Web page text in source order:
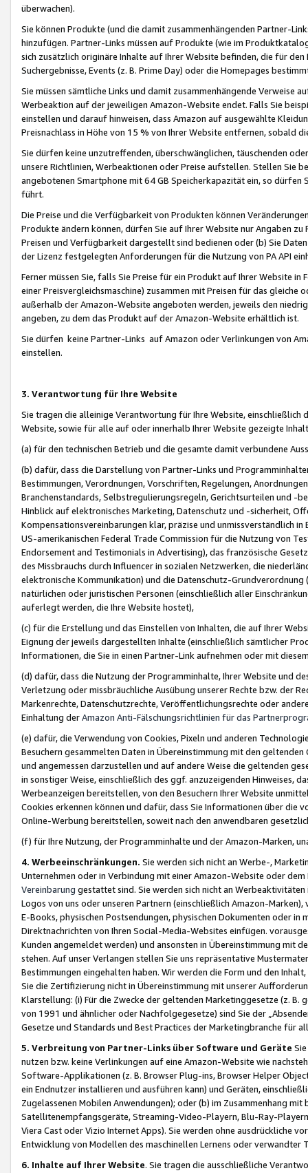
überwachen).
Sie können Produkte (und die damit zusammenhängenden Partner-
hinzufügen. Partner-Links müssen auf Produkte (wie im
sich zusätzlich originäre Inhalte auf Ihrer Website befinden, die für
Suchergebnisse, Events (z. B. Prime Day) oder die Homepages
Sie müssen sämtliche Links und damit zusammenhängende
Werbeaktion auf der jeweiligen Amazon-Website endet. Falls Sie
einstellen und darauf hinweisen, dass Amazon auf ausgewählte
Preisnachlass in Höhe von 15 % von Ihrer Website entfernen, sobald
Sie dürfen keine unzutreffenden, überschwänglichen, täuschenden
unsere Richtlinien, Werbeaktionen oder Preise aufstellen. Stellen Sie
angebotenen Smartphone mit 64 GB Speicherkapazität ein, so dürfen
führt.
Die Preise und die Verfügbarkeit von Produkten können
Produkte ändern können, dürfen Sie auf Ihrer Website nur Angaben
Preisen und Verfügbarkeit dargestellt sind bedienen oder (b) Sie
der Lizenz festgelegten Anforderungen für die Nutzung von PA API
Ferner müssen Sie, falls Sie Preise für ein Produkt auf Ihrer Website
einer Preisvergleichsmaschine) zusammen mit Preisen für das
außerhalb der Amazon-Website angeboten werden, jeweils den
angeben, zu dem das Produkt auf der Amazon-Website erhältlich ist.
Sie dürfen keine Partner-Links auf Amazon oder Verlinkungen von
einstellen.
3. Verantwortung für Ihre Website
Sie tragen die alleinige Verantwortung für Ihre Website,
Website, sowie für alle auf oder innerhalb Ihrer Website gezeigte
(a) für den technischen Betrieb und die gesamte damit verbundene
(b) dafür, dass die Darstellung von Partner-Links und
Bestimmungen, Verordnungen, Vorschriften, Regelungen,
Branchenstandards, Selbstregulierungsregeln, Gerichtsurteilen und -
Hinblick auf elektronisches Marketing, Datenschutz und -sicherheit,
Kompensationsvereinbarungen klar, präzise und unmissverständlich
US-amerikanischen Federal Trade Commission für die Nutzung von
Endorsement and Testimonials in Advertising), das französische
des Missbrauchs durch Influencer in sozialen Netzwerken, die
elektronische Kommunikation) und die Datenschutz-
natürlichen oder juristischen Personen (einschließlich aller
auferlegt werden, die Ihre Website hostet),
(c) für die Erstellung und das Einstellen von Inhalten, die auf Ihrer
Eignung der jeweils dargestellten Inhalte (einschließlich sämtlicher
Informationen, die Sie in einen Partner-Link aufnehmen oder mit
(d) dafür, dass die Nutzung der Programminhalte, Ihrer Website und
Verletzung oder missbräuchliche Ausübung unserer Rechte bzw. der
Markenrechte, Datenschutzrechte, Veröffentlichungsrechte oder
Einhaltung derAmazon Anti-Fälschungsrichtlinien für das
(e) dafür, die Verwendung von Cookies, Pixeln und anderen
Besuchern gesammelten Daten in Übereinstimmung mit den
und angemessen darzustellen und auf andere Weise die geltenden
in sonstiger Weise, einschließlich des ggf. anzuzeigenden Hinweises,
Werbeanzeigen bereitstellen, von den Besuchern Ihrer Website
Cookies erkennen können und dafür, dass Sie Informationen über die
Online-Werbung bereitstellen, soweit nach den anwendbaren
(f) für Ihre Nutzung, der Programminhalte und der Amazon-Marken,
4. Werbeeinschränkungen. Sie werden sich nicht an Werbe-,
Unternehmen oder in Verbindung mit einer Amazon-Website oder
Vereinbarung gestattet sind. Sie werden sich nicht an
Logos von uns oder unseren Partnern (einschließlich Amazon-
E-Books, physischen Postsendungen, physischen Dokumenten oder in
Direktnachrichten von Ihren Social-Media-Websites einfügen.
Kunden angemeldet werden) und ansonsten in Übereinstimmung mit
stehen. Auf unser Verlangen stellen Sie uns repräsentative
Bestimmungen eingehalten haben. Wir werden die Form und den
Sie die Zertifizierung nicht in Übereinstimmung mit unserer
Klarstellung: (i) Für die Zwecke der geltenden Marketinggesetze (z. B.
von 1991 und ähnlicher oder Nachfolgegesetze) sind Sie der
Gesetze und Standards und Best Practices der Marketingbranche für
5. Verbreitung von Partner-Links über Software und Geräte
nutzen bzw. keine Verlinkungen auf eine Amazon-Website wie
Software-Applikationen (z. B. Browser Plug-ins, Browser Helper
ein Endnutzer installieren und ausführen kann) und Geräten,
Zugelassenen Mobilen Anwendungen); oder (b) im Zusammenhang
Satellitenempfangsgeräte, Streaming-Video-Playern, Blu-Ray-
Viera Cast oder Vizio Internet Apps). Sie werden ohne ausdrückliche
Entwicklung von Modellen des maschinellen Lernens oder
6. Inhalte auf Ihrer Website. Sie tragen die ausschließliche